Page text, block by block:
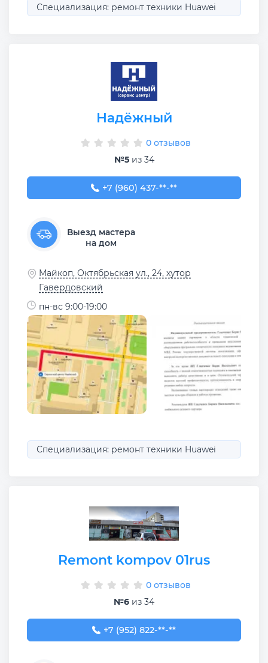
Специализация: ремонт техники Huawei
Надёжный
0 отзывов
№5из 34
+7 (960) 437-08-30
+7 (960) 437-**-**
Выезд мастера
на дом
Майкоп, Октябрьская ул., 24, хутор
Гавердовский
пн-вс 9:00-19:00
Специализация: ремонт техники Huawei
Remont kompov 01rus
0 отзывов
№6 из 34
+7 (952) 822-54-39
+7 (952) 822-**-**